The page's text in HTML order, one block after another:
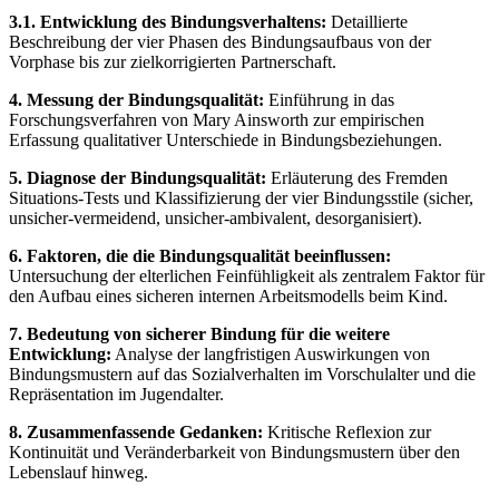
3.1. Entwicklung des Bindungsverhaltens: Detaillierte
Beschreibung der vier Phasen des Bindungsaufbaus von der
Vorphase bis zur zielkorrigierten Partnerschaft.
4. Messung der Bindungsqualität: Einführung in das
Forschungsverfahren von Mary Ainsworth zur empirischen
Erfassung qualitativer Unterschiede in Bindungsbeziehungen.
5. Diagnose der Bindungsqualität: Erläuterung des Fremden
Situations-Tests und Klassifizierung der vier Bindungsstile (sicher,
unsicher-vermeidend, unsicher-ambivalent, desorganisiert).
6. Faktoren, die die Bindungsqualität beeinflussen:
Untersuchung der elterlichen Feinfühligkeit als zentralem Faktor für
den Aufbau eines sicheren internen Arbeitsmodells beim Kind.
7. Bedeutung von sicherer Bindung für die weitere
Entwicklung: Analyse der langfristigen Auswirkungen von
Bindungsmustern auf das Sozialverhalten im Vorschulalter und die
Repräsentation im Jugendalter.
8. Zusammenfassende Gedanken: Kritische Reflexion zur
Kontinuität und Veränderbarkeit von Bindungsmustern über den
Lebenslauf hinweg.